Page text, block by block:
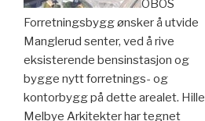
OBOS
Forretningsbygg ønsker å utvide
Manglerud senter, ved å rive
eksisterende bensinstasjon og
bygge nytt forretnings- og
kontorbygg på dette arealet. Hille
Melbye Arkitekter har tegnet